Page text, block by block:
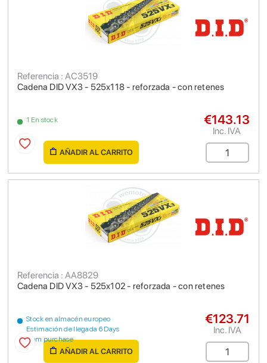
Cadena DID VX3 - 525x118 - reforzada - con retenes
Referencia : AC3519
1 En stock €143.13
Inc. IVA
AÑADIR AL CARRITO
Cadena DID VX3 - 525x102 - reforzada - con retenes
Referencia : AA8829
Stock en almacén europeo
Estimación de llegada 6 Days
from purchase
€123.71
Inc. IVA
AÑADIR AL CARRITO